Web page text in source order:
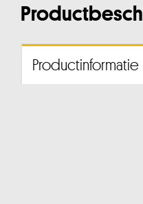
Productinformatie